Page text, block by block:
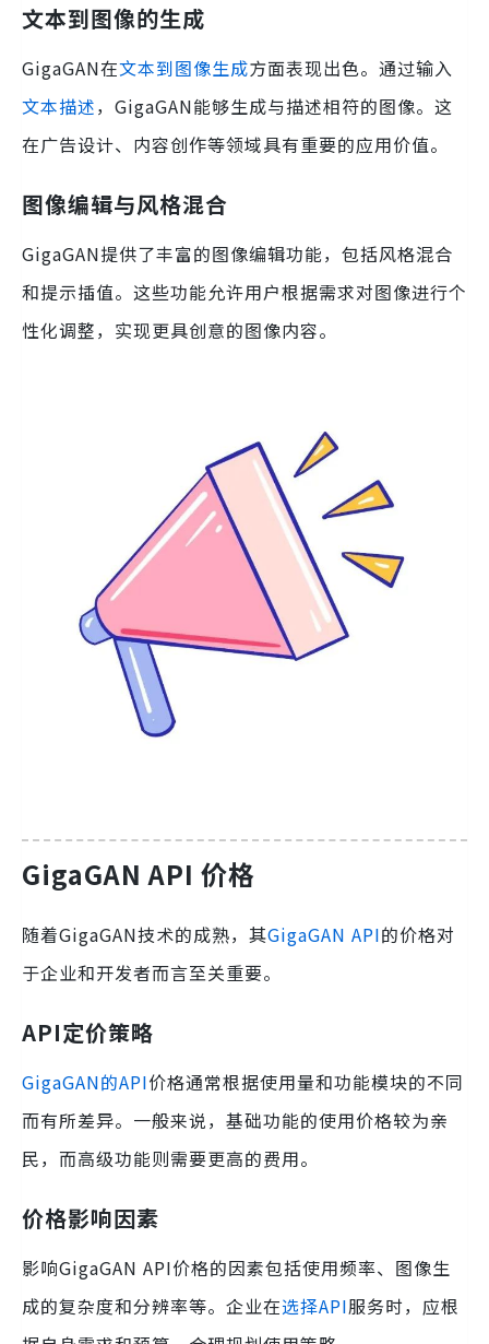
文本到图像的生成
GigaGAN在文本到图像生成方面表现出色。通过输入
文本描述，GigaGAN能够生成与描述相符的图像。这
在广告设计、内容创作等领域具有重要的应用价值。
图像编辑与风格混合
GigaGAN提供了丰富的图像编辑功能，包括风格混合
和提示插值。这些功能允许用户根据需求对图像进行个
性化调整，实现更具创意的图像内容。
GigaGAN API 价格
随着GigaGAN技术的成熟，其GigaGAN API的价格对
于企业和开发者而言至关重要。
API定价策略
GigaGAN的API价格通常根据使用量和功能模块的不同
而有所差异。一般来说，基础功能的使用价格较为亲
民，而高级功能则需要更高的费用。
价格影响因素
影响GigaGAN API价格的因素包括使用频率、图像生
成的复杂度和分辨率等。企业在选择API服务时，应根